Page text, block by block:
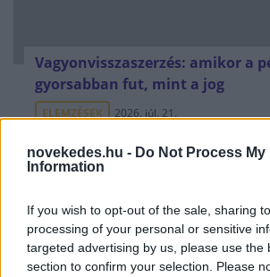
novekedes.hu - Do Not Process My
Information
If you wish to opt-out of the sale, sharing
processing of your personal or sensitive
targeted advertising by us, please use the
section to confirm your selection. Please
Vagyonvisszaszerzés: amikor a
gyorsabban fut, mint a jog
ELEMZÉSEK 2026. júl. 21.